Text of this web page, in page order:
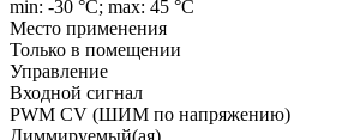
min: -30 °C; max: 45 °C
Место применения
Только в помещении
Управление
Входной сигнал
PWM СV (ШИМ по напряжению)
Диммируемый(ая)